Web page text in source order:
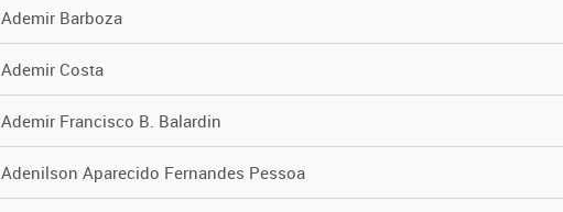
Ademir Barboza
Ademir Costa
Ademir Francisco B. Balardin
Adenilson Aparecido Fernandes Pessoa